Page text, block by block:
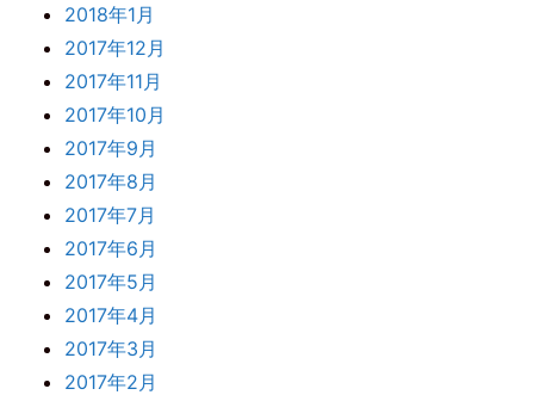
2018年1月
2017年12月
2017年11月
2017年10月
2017年9月
2017年8月
2017年7月
2017年6月
2017年5月
2017年4月
2017年3月
2017年2月